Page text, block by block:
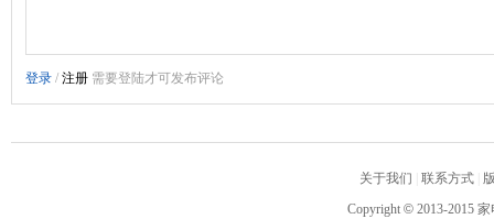
关于我们 联系方式
Copyright © 2013-2015